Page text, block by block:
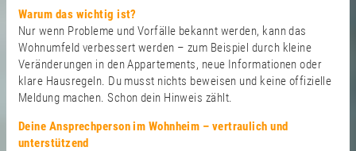
Warum das wichtig ist?
Nur wenn Probleme und Vorfälle bekannt werden, kann das
Wohnumfeld verbessert werden – zum Beispiel durch kleine
Veränderungen in den Appartements, neue Informationen oder
klare Hausregeln. Du musst nichts beweisen und keine offizielle
Meldung machen. Schon dein Hinweis zählt.
Deine Ansprechperson im Wohnheim – vertraulich und
unterstützend